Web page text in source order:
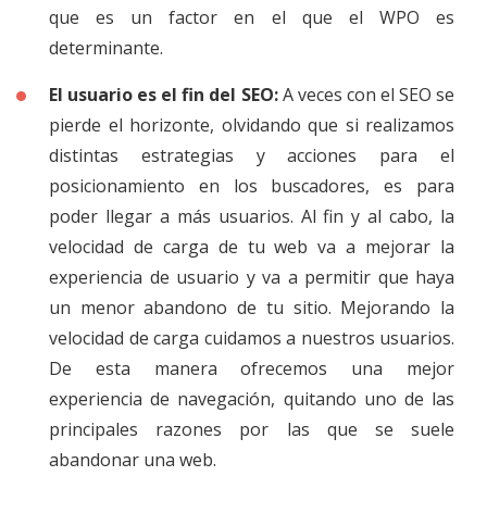
que es un factor en el que el WPO es
determinante.
El usuario es el fin del SEO:A veces con el SEO se
pierde el horizonte, olvidando que si realizamos
distintas estrategias y acciones para el
posicionamiento en los buscadores, es para
poder llegar a más usuarios. Al fin y al cabo, la
velocidad de carga de tu web va a mejorar la
experiencia de usuario y va a permitir que haya
un menor abandono de tu sitio. Mejorando la
velocidad de carga cuidamos a nuestros usuarios.
De esta manera ofrecemos una mejor
experiencia de navegación, quitando uno de las
principales razones por las que se suele
abandonar una web.